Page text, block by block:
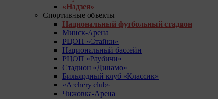
«Надзея»
Спортивные объекты
Национальный футбольный стадион
Минск-Арена
РЦОП «Стайки»
Национальный бассейн
РЦОП «Раубичи»
Стадион «Динамо»
Бильярдный клуб «Классик»
«Archery club»
Чижовка-Арена